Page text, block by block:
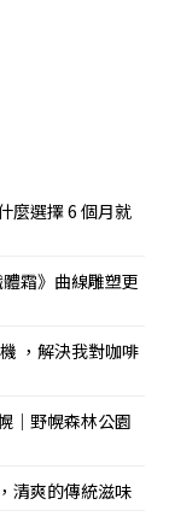
麼選擇 6 個月就
霜》曲線雕塑更
，解決我對咖啡
｜野幌森林公園
清爽的傳統滋味